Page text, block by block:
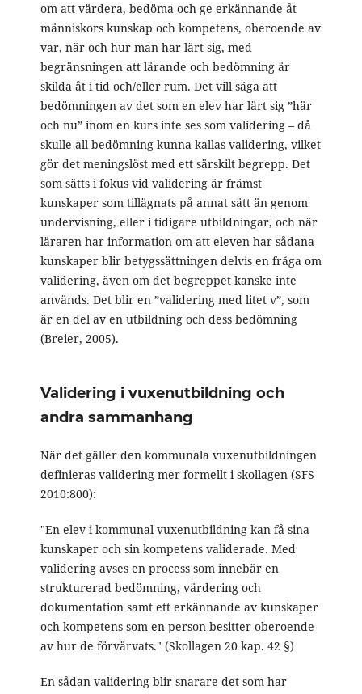
om att värdera, bedöma och ge erkännande åt
människors kunskap och kompetens, oberoende av
var, när och hur man har lärt sig, med
begränsningen att lärande och bedömning är
skilda åt i tid och/eller rum. Det vill säga att
bedömningen av det som en elev har lärt sig ”här
och nu” inom en kurs inte ses som validering – då
skulle all bedömning kunna kallas validering, vilket
gör det meningslöst med ett särskilt begrepp. Det
som sätts i fokus vid validering är främst
kunskaper som tillägnats på annat sätt än genom
undervisning, eller i tidigare utbildningar, och när
läraren har information om att eleven har sådana
kunskaper blir betygssättningen delvis en fråga om
validering, även om det begreppet kanske inte
används. Det blir en ”validering med litet v”, som
är en del av en utbildning och dess bedömning
(Breier, 2005).
Validering i vuxenutbildning och
andra sammanhang
När det gäller den kommunala vuxenutbildningen
definieras validering mer formellt i skollagen (SFS
2010:800):
"En elev i kommunal vuxenutbildning kan få sina
kunskaper och sin kompetens validerade. Med
validering avses en process som innebär en
strukturerad bedömning, värdering och
dokumentation samt ett erkännande av kunskaper
och kompetens som en person besitter oberoende
av hur de förvärvats." (Skollagen 20 kap. 42 §)
En sådan validering blir snarare det som har